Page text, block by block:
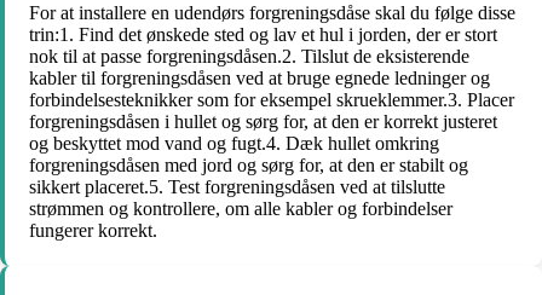
For at installere en udendørs forgreningsdåse skal du følge disse
trin:1. Find det ønskede sted og lav et hul i jorden, der er stort
nok til at passe forgreningsdåsen.2. Tilslut de eksisterende
kabler til forgreningsdåsen ved at bruge egnede ledninger og
forbindelsesteknikker som for eksempel skrueklemmer.3. Placer
forgreningsdåsen i hullet og sørg for, at den er korrekt justeret
og beskyttet mod vand og fugt.4. Dæk hullet omkring
forgreningsdåsen med jord og sørg for, at den er stabilt og
sikkert placeret.5. Test forgreningsdåsen ved at tilslutte
strømmen og kontrollere, om alle kabler og forbindelser
fungerer korrekt.